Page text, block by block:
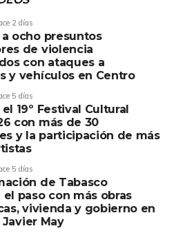
2 días
ocho presuntos
de violencia
con ataques a
y vehículos en Centro
5 días
19º Festival Cultural
con más de 30
y la participación de más
5 días
de Tabasco
paso con más obras
vivienda y gobierno en
May